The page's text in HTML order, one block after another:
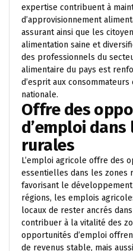
expertise contribuent à
d’approvisionnement
assurant ainsi que les
alimentation saine et
des professionnels du
alimentaire du pays est
d’esprit aux
nationale.
Offre des
d’emploi dans
rurales
L’emploi agricole offre des
essentielles dans les zones
favorisant le
régions, les emplois
locaux de rester ancrés
contribuer à la vitalité des
opportunités d’emploi
de revenus stable, mais